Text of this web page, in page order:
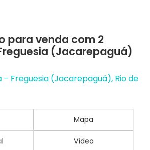
para venda com 2
(Jacarepaguá)
- Freguesia (Jacarepaguá), Rio de
Mapa
Vídeo